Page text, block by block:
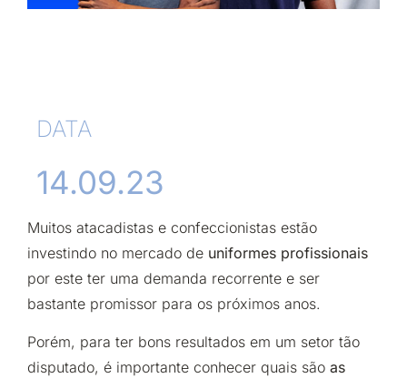
DATA
14.09.23
Muitos atacadistas e confeccionistas estão
investindo no mercado de uniformes profissionais
por este ter uma demanda recorrente e ser
bastante promissor para os próximos anos.
Porém, para ter bons resultados em um setor tão
disputado, é importante conhecer quais são as